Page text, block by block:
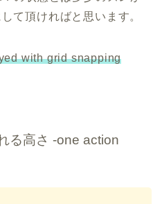
て頂ければと思います。
with grid snapping
る高さ -one action